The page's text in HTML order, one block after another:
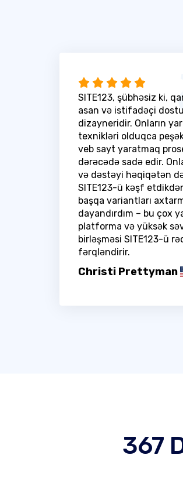
SITE123, şübhəsiz ki,
asan və istifadəçi
dizayneridir. Onların
texnikləri olduqca
veb sayt yaratmaq
dərəcədə sadə edir.
və dəstəyi həqiqətən
SITE123-ü kəşf
başqa variantları
dayandırdım – bu çox
platforma və yüksək
birləşməsi SITE123-ü
fərqləndirir.
Christi Prettyman
367